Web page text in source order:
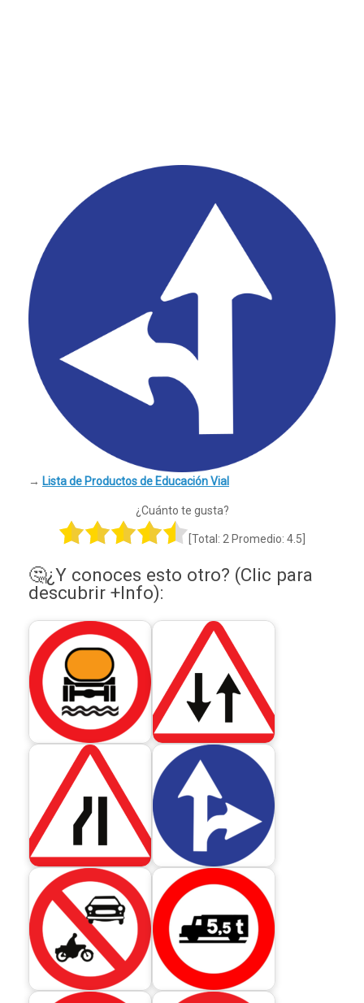
→ Lista de Productos de Educación Vial
¿Cuánto te gusta?
[Total: 2 Promedio: 4.5
🤔¿Y conoces esto otro? (Clic para
descubrir +Info):